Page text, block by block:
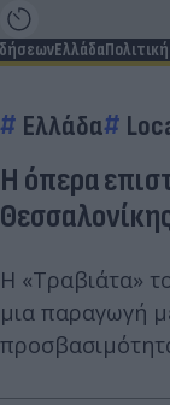
ΕλλάδαΠολιτική
Ελλάδα
Η όπερα
Η «Τραβιάτα»
μια παραγωγή